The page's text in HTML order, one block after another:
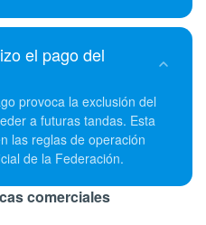
el pago del
provoca la exclusión del
a futuras tandas. Esta
las reglas de operación
de la Federación.
comerciales